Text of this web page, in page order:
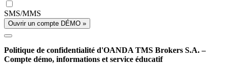
SMS/MMS
Ouvrir un compte DÉMO »
Politique de confidentialité d'OANDA TMS Brokers S.A. –
Compte démo, informations et service éducatif